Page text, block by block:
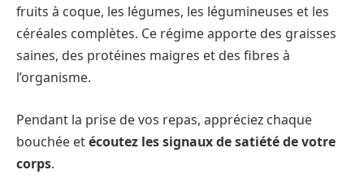
fruits à coque, les légumes, les légumineuses et les
céréales complètes. Ce régime apporte des graisses
saines, des protéines maigres et des fibres à
l’organisme.
Pendant la prise de vos repas, appréciez chaque
bouchée etécoutez les signaux de satiété de votre
corps.